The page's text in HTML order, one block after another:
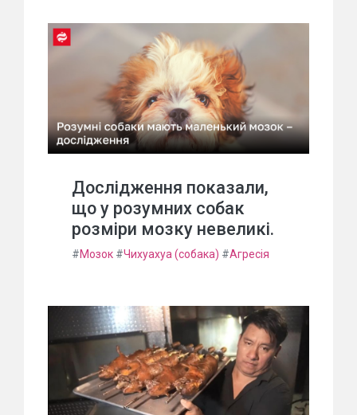
Дослідження показали,
що у розумних собак
розміри мозку невеликі.
#Мозок #Чихуахуа (собака) #Агресія